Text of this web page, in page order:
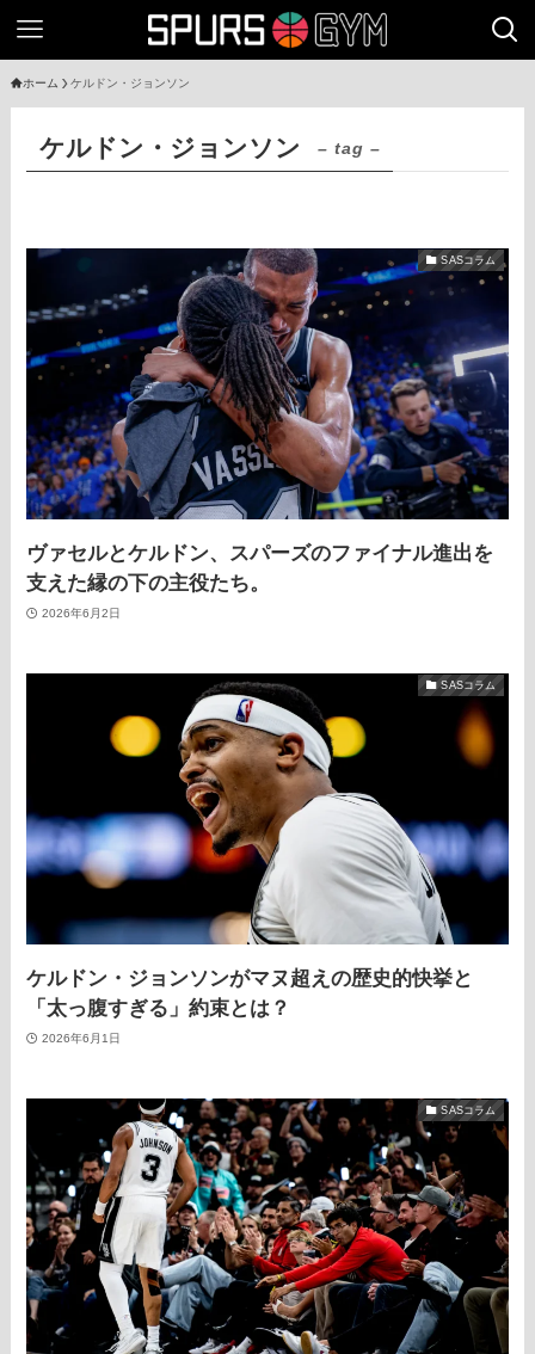
ホーム ケルドン・ジョンソン
ケルドン・ジョンソン – tag –
SASコラム
ヴァセルとケルドン、スパーズのファイナル進出を
支えた縁の下の主役たち。
2026年6月2日
SASコラム
ケルドン・ジョンソンがマヌ超えの歴史的快挙と
「太っ腹すぎる」約束とは？
2026年6月1日
SASコラム